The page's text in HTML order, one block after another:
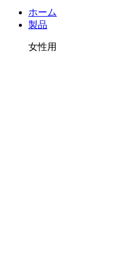
ホーム
製品
女性用